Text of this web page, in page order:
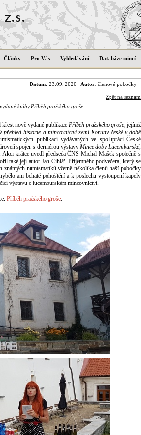
Články Pro Vás Vyhledávání Databáze mincí
Autor: členové pobočky
Datum: 23.09. 2020
Zpět na seznam
knihy Příběh pražského groše.
nově vydané publikace Příběh pražského groše, jejímž
přehled historie a mincovnictví zemí Koruny české v době
publikací vydávaných ve spolupráci České
spojen s derniérou výstavy Mince doby Lucemburské,
krátce uvedl předseda ČNS Michal Mašek společně s
také její autor Jan Cihlář. Příjemného podvečera, který se
známých numismatiků včetně několika členů naší pobočky
ani bohaté pohoštění a k poslechu vystoupení kapely
výstavu o lucemburském mincovnictví.
Příběh pražského groše.